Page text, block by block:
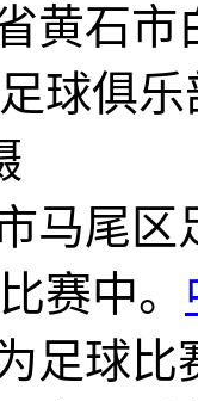
黄石
球俱
马尾
赛中。
足球比